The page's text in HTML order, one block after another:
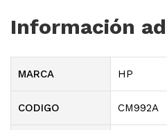
Información
MARCA HP
CODIGO CM992A